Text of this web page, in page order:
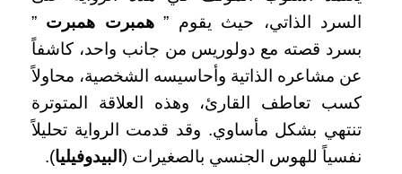
السرد الذاتي، حيث يقوم ”همبرت همبرت ”
بسرد قصته مع دولوريس من جانب واحد، كاشفاً
عن مشاعره الذاتية وأحاسيسه الشخصية، محاولاً
كسب تعاطف القارئ، وهذه العلاقة المتوترة
تنتهي بشكل مأساوي. وقد قدمت الرواية تحليلاً
نفسياً للهوس الجنسي بالصغيرات ( البيدوفيليا).